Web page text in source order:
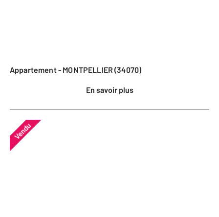
Appartement - MONTPELLIER (34070)
En savoir plus
Vendu